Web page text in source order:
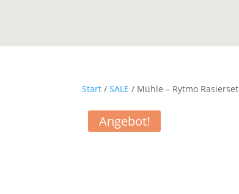
Start /SALE / Mühle – Rytmo Rasierset
Angebot!